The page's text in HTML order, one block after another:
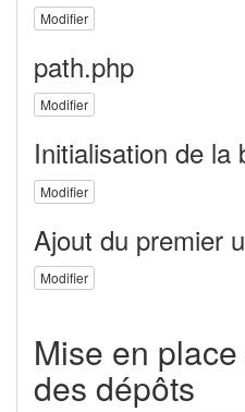
Modifier
path.php
Modifier
Initialisation de la
Modifier
Ajout du premier
Modifier
Mise en
des dépôts